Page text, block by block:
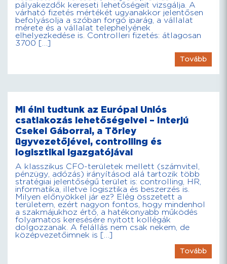
pályakezdők kereseti lehetőségeit vizsgálja. A
várható fizetés mértékét ugyanakkor jelentősen
befolyásolja a szóban forgó iparág, a vállalat
mérete és a vállalat telephelyének
elhelyezkedése is. Controlleri fizetés: átlagosan
3700 […]
Tovább
Mi élni tudtunk az Európai Uniós
csatlakozás lehetőségeivel – Interjú
Csekei Gáborral, a Törley
ügyvezetőjével, controlling és
logisztikai igazgatójával
A klasszikus CFO-területek mellett (számvitel,
pénzügy, adózás) irányításod alá tartozik több
stratégiai jelentőségű terület is: controlling, HR,
informatika, illetve logisztika és beszerzés is.
Milyen előnyökkel jár ez? Elég összetett a
területem, ezért nagyon fontos, hogy mindenhol
a szakmájukhoz értő, a hatékonyabb működés
folyamatos keresésére nyitott kollégák
dolgozzanak. A felállás nem csak nekem, de
középvezetőimnek is […]
Tovább